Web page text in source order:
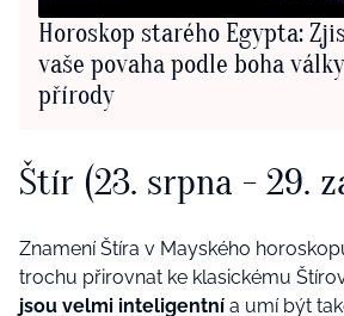
Horoskop starého Egypta:
vaše povaha podle boha
přírody
Štír (23. srpna - 29.
Znamení Štíra v Mayského
trochu přirovnat ke klasickému
jsou velmi inteligentní a umí být